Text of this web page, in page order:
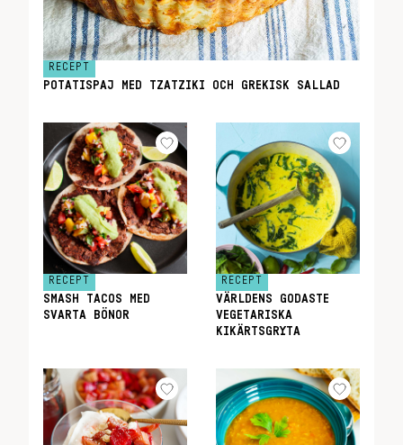
RECEPT
POTATISPAJ MED TZATZIKI OCH GREKISK SALLAD
RECEPT
SMASH TACOS MED
SVARTA BÖNOR
RECEPT
VÄRLDENS GODASTE
VEGETARISKA
KIKÄRTSGRYTA